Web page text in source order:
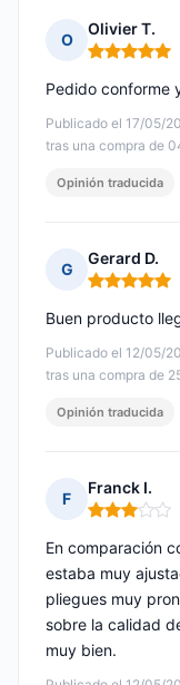
O
Olivier T.
Nota: 5 de 5
Publicado el 17/05/
tras una compra de
Pedido conforme
Opinión traducida
G
Gerard D.
Nota: 5 de 5
Publicado el 12/05/
tras una compra de
Buen producto
Opinión traducida
F
Franck I.
Nota: 3 de 5
En comparación
estaba muy
pliegues muy
sobre la calidad
muy bien.